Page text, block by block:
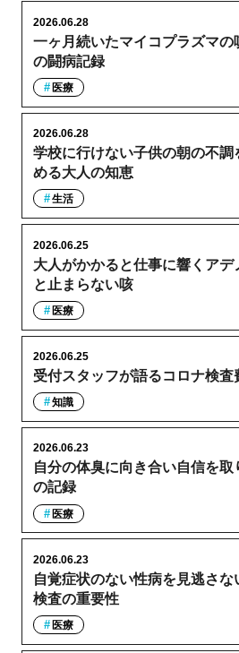
一ヶ月続いたマイコプラズマの
の闘病記録
2026.06.28
医療
学校に行けない子供の朝の不調
める大人の知恵
2026.06.28
生活
大人がかかると仕事に響くアデ
と止まらない咳
2026.06.25
医療
受付スタッフが語るコロナ検査
2026.06.25
知識
自分の体臭に向き合い自信を
の記録
2026.06.23
医療
自覚症状のない性病を見逃さ
検査の重要性
2026.06.23
医療